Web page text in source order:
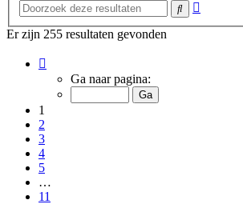
Zoek
Er zijn 255 resultaten gevonden
van
Ga naar pagina:
1
2
3
4
5
…
11